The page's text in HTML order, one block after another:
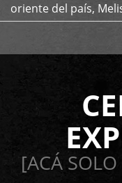
oriente del país,
[ACÁ SOLO